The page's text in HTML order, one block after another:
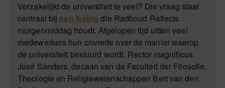
Verzakelijkt de universiteit te veel? Die vraag staat
centraal bijeen lezing die Radboud Reflects
morgenmiddag houdt. Afgelopen tijd uitten veel
medewerkers hun onvrede over de manier waarop
de universiteit bestuurd wordt. Rector magnificus
José Sanders, decaan van de Faculteit der Filosofie,
Theologie en Religiewetenschappen Bert van den